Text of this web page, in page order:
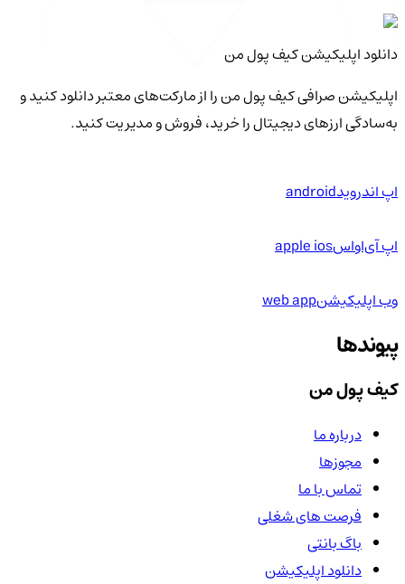
دانلود اپلیکیشن کیف‌ پول من
اپلیکیشن صرافی کیف پول من را از مارکت‌های معتبر دانلود کنید و
به‌سادگی ارزهای دیجیتال را خرید، فروش و مدیریت کنید.
اپ اندرویدandroid
اپ آی‌او‌اسapple ios
وب اپلیکیشنweb app
پیوندها
کیف پول من
درباره ما
مجوزها
تماس با ما
فرصت های شغلی
باگ بانتی
دانلود اپلیکیشن